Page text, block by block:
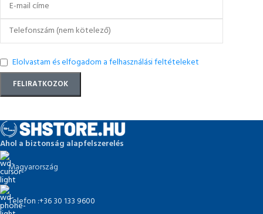
Elolvastam és elfogadom a felhasználási feltételeket
Ahol a biztonság alapfelszerelés
Magyarország
Telefon :+36 30 133 9600